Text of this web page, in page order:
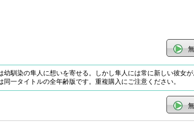
馴染の隼人に想いを寄せる。しかし隼人には常に新しい彼女
一タイトルの全年齢版です。重複購入にご注意ください。